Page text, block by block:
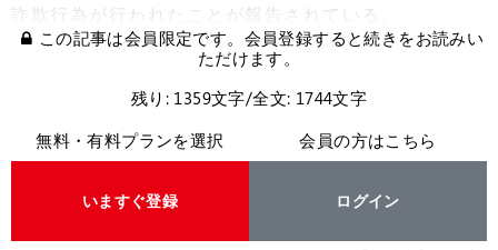
詐欺行為が行われたことが報告されている。
この記事は会員限定です。会員登録すると続きをお読みい
ただけます。
残り: 1359文字/全文: 1744文字
無料・有料プランを選択
いますぐ登録
会員の方はこちら
ログイン